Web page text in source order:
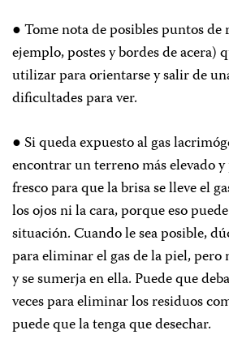
● Tome nota de posibles puntos
ejemplo, postes y bordes de acera)
utilizar para orientarse y salir de
dificultades para ver.
● Si queda expuesto al gas
encontrar un terreno más elevado y
fresco para que la brisa se lleve el
los ojos ni la cara, porque eso
situación. Cuando le sea posible,
para eliminar el gas de la piel, pero
y se sumerja en ella. Puede que
veces para eliminar los residuos
puede que la tenga que desechar.